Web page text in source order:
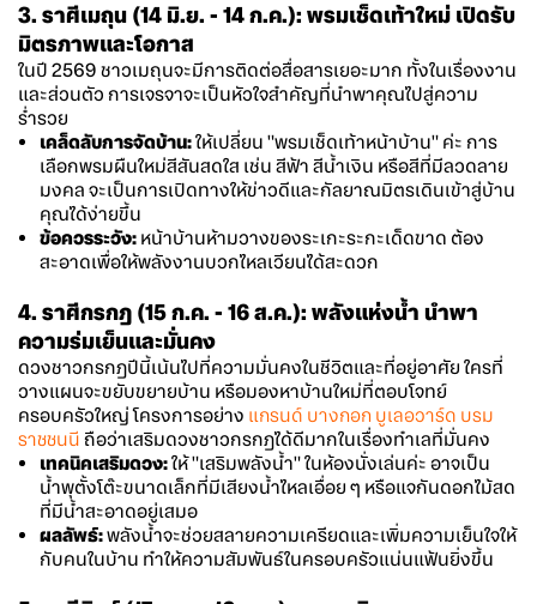
3. ราศีเมถุน (14 มิ.ย. - 14 ก.ค.): พรมเช็ดเท้าใหม่ เปิดรับ
มิตรภาพและโอกาส
ในปี 2569 ชาวเมถุนจะมีการติดต่อสื่อสารเยอะมาก ทั้งในเรื่องงาน
และส่วนตัว การเจรจาจะเป็นหัวใจสำคัญที่นำพาคุณไปสู่ความ
ร่ำรวย
เคล็ดลับการจัดบ้าน:ให้เปลี่ยน "พรมเช็ดเท้าหน้าบ้าน" ค่ะ การ
เลือกพรมผืนใหม่สีสันสดใส เช่น สีฟ้า สีน้ำเงิน หรือสีที่มีลวดลาย
มงคล จะเป็นการเปิดทางให้ข่าวดีและกัลยาณมิตรเดินเข้าสู่บ้าน
คุณได้ง่ายขึ้น
ข้อควรระวัง: หน้าบ้านห้ามวางของระเกะระกะเด็ดขาด ต้อง
สะอาดเพื่อให้พลังงานบวกไหลเวียนได้สะดวก
4. ราศีกรกฎ (15 ก.ค. - 16 ส.ค.): พลังแห่งน้ำ นำพา
ความร่มเย็นและมั่นคง
ดวงชาวกรกฎปีนี้เน้นไปที่ความมั่นคงในชีวิตและที่อยู่อาศัย ใครที่
วางแผนจะขยับขยายบ้าน หรือมองหาบ้านใหม่ที่ตอบโจทย์
ครอบครัวใหญ่ โครงการอย่าง แกรนด์ บางกอก บูเลอวาร์ด บรม
ราชชนนี ถือว่าเสริมดวงชาวกรกฎได้ดีมากในเรื่องทำเลที่มั่นคง
เทคนิคเสริมดวง:ให้ "เสริมพลังน้ำ" ในห้องนั่งเล่นค่ะ อาจเป็น
น้ำพุตั้งโต๊ะขนาดเล็กที่มีเสียงน้ำไหลเอื่อย ๆ หรือแจกันดอกไม้สด
ที่มีน้ำสะอาดอยู่เสมอ
ผลลัพธ์:พลังน้ำจะช่วยสลายความเครียดและเพิ่มความเย็นใจให้
กับคนในบ้าน ทำให้ความสัมพันธ์ในครอบครัวแน่นแฟ้นยิ่งขึ้น